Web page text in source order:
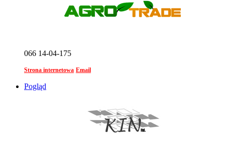
066 14-04-175
Strona internetowa Email
Pogląd